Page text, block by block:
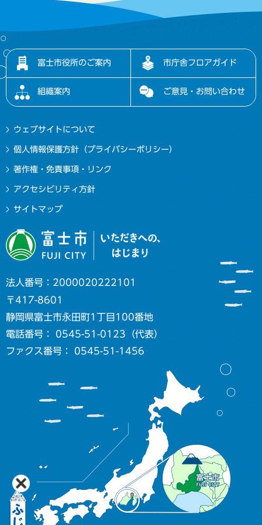
富士市役所のご案内 市庁舎フロアガイド
組織案内 ご意見・お問い合わせ
ウェブサイトについて
個人情報保護方針（プライバシーポリシー）
著作権・免責事項・リンク
アクセシビリティ方針
サイトマップ
法人番号：2000020222101
〒417-8601
静岡県富士市永田町1丁目100番地
電話番号： 0545-51-0123（代表）
ファクス番号： 0545-51-1456